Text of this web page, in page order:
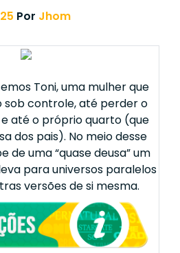
Por Jhom
Toni, uma mulher que
controle, até perder o
até o próprio quarto (que
dos pais). No meio desse
de uma “quase deusa” um
para universos paralelos
versões de si mesma.